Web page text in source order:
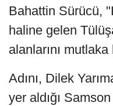
Bahattin Sürücü,
haline gelen
alanlarını
Adını, Dilek
yer aldığı